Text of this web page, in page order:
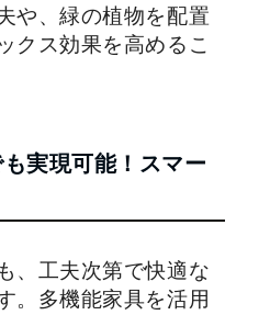
や、緑の植物を配置
クス効果を高めるこ
実現可能！スマー
、工夫次第で快適な
。多機能家具を活用